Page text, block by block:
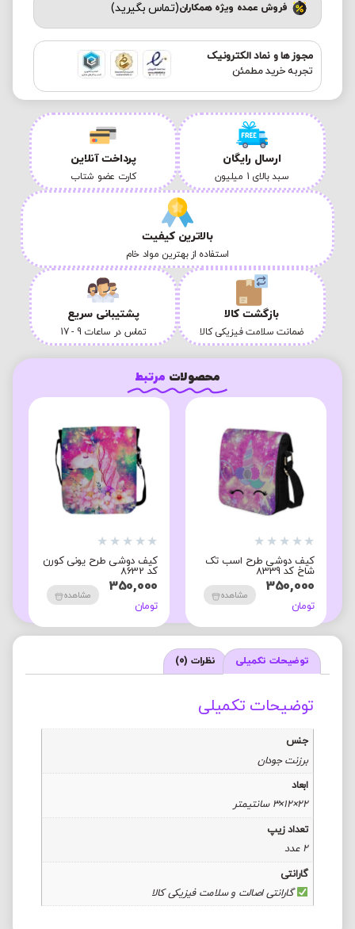
فروش عمده ویژه همکاران(تماس بگیرید)
مجوز ها و نماد الکترونیک
تجربه خرید مطمئن
ارسال رایگان
سبد بالای 1 میلیون
پرداخت آنلاین
کارت عضو شتاب
بالاترین کیفیت
استفاده از بهترین مواد خام
بازگشت کالا
ضمانت سلامت فیزیکی کالا
پشتیبانی سریع
تماس در ساعات 9 - 17
محصولات مرتبط
★
★
★
★
★
کیف دوشی طرح اسب تک
شاخ کد 8339
350,000
تومان
مشاهده
★
★
★
★
★
کیف دوشی طرح یونی کورن
کد 8632
350,000
تومان
مشاهده
توضیحات تکمیلی نظرات (0)
توضیحات تکمیلی
جنس
برزنت جودان
ابعاد
22×12×3 سانتیمتر
تعداد زیپ
2 عدد
گارانتی
گارانتی اصالت و سلامت فیزیکی کالا